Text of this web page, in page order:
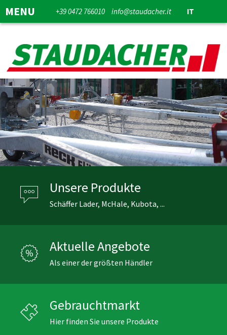
MENU +39 0472 766010 info@staudacher.it IT
Unsere Produkte
Schäffer Lader, McHale, Kubota, ...
Aktuelle Angebote
Als einer der größten Händler
Gebrauchtmarkt
Hier finden Sie unsere Produkte